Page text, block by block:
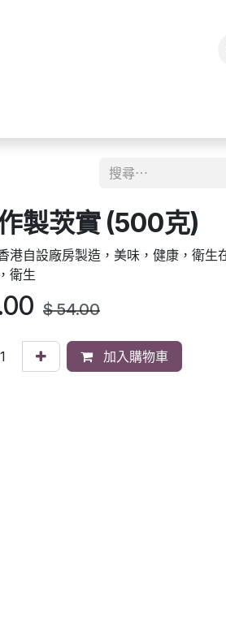
製茨實 (500克)
港自設廠房製造，美味，健康，衛生
衛生
$54.00
加入購物車